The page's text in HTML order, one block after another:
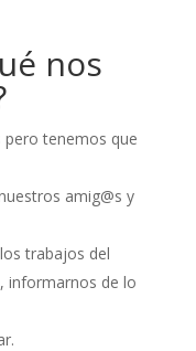
nos
pero tenemos que
amig@s y
trabajos del
informarnos de lo